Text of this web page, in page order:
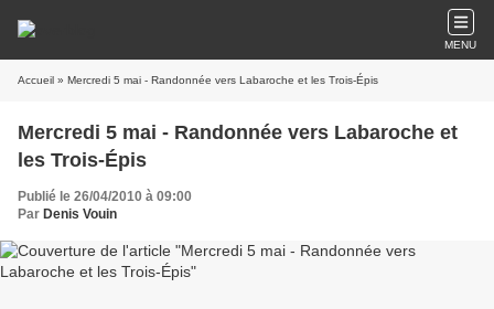
MENU
Accueil » Mercredi 5 mai - Randonnée vers Labaroche et les Trois-Épis
Mercredi 5 mai - Randonnée vers Labaroche et
les Trois-Épis
Publié le 26/04/2010 à 09:00
Par Denis Vouin